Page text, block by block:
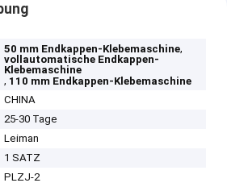
50 mm Endkappen-Klebemaschine,
vollautomatische Endkappen-
Klebemaschine
, 110 mm Endkappen-Klebemaschine
CHINA
25-30 Tage
Leiman
1 SATZ
PLZJ-2